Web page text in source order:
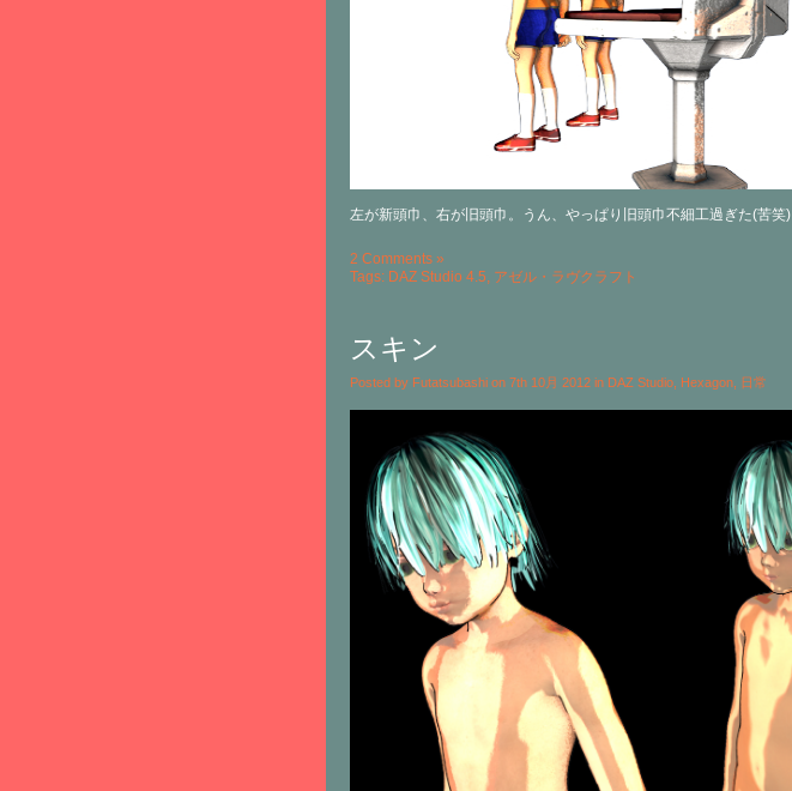
左が新頭巾、右が旧頭巾。うん、やっぱり旧頭巾不細工過ぎた(苦笑)
2 Comments »
Tags: DAZ Studio 4.5, アゼル・ラヴクラフト
スキン
Posted by Futatsubashi on 7th 10月 2012 in DAZ Studio Hexagon 日常